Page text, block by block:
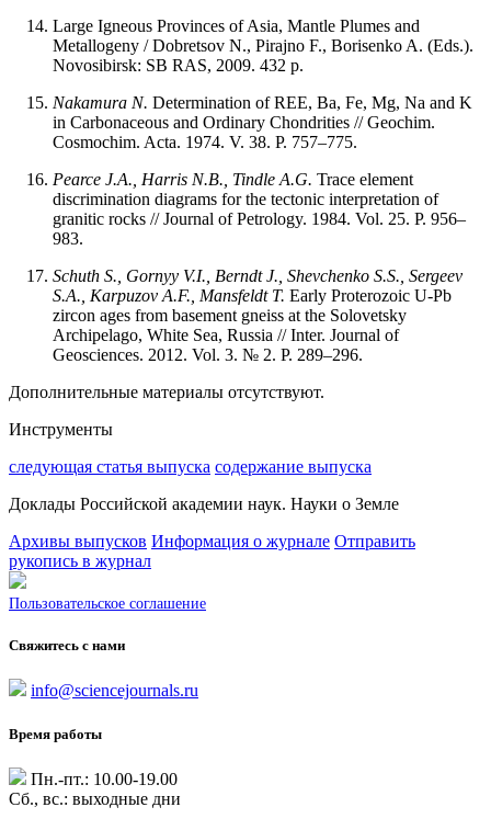
Large Igneous Provinces of Asia, Mantle Plumes and
Metallogeny / Dobretsov N., Pirajno F., Borisenko A. (Eds.).
Novosibirsk: SB RAS, 2009. 432 p.
Nakamura N. Determination of REE, Ba, Fe, Mg, Na and K
in Carbonaceous and Ordinary Chondrities // Geochim.
Cosmochim. Acta. 1974. V. 38. P. 757–775.
Pearce J.A., Harris N.B., Tindle A.G. Trace element
discrimination diagrams for the tectonic interpretation of
granitic rocks // Journal of Petrology. 1984. Vol. 25. P. 956–
983.
Schuth S., Gornyy V.I., Berndt J., Shevchenko S.S., Sergeev
S.A., Karpuzov A.F., Mansfeldt T. Early Proterozoic U-Pb
zircon ages from basement gneiss at the Solovetsky
Archipelago, White Sea, Russia // Inter. Journal of
Geosciences. 2012. Vol. 3. № 2. P. 289–296.
Дополнительные материалы отсутствуют.
Инструменты
следующая статья выпуска содержание выпуска
Доклады Российской академии наук. Науки о Земле
Архивы выпусков Информация о журнале Отправить
рукопись в журнал
Пользовательское соглашение
Свяжитесь с нами
info@sciencejournals.ru
Время работы
Пн.-пт.: 10.00-19.00
Сб., вс.: выходные дни